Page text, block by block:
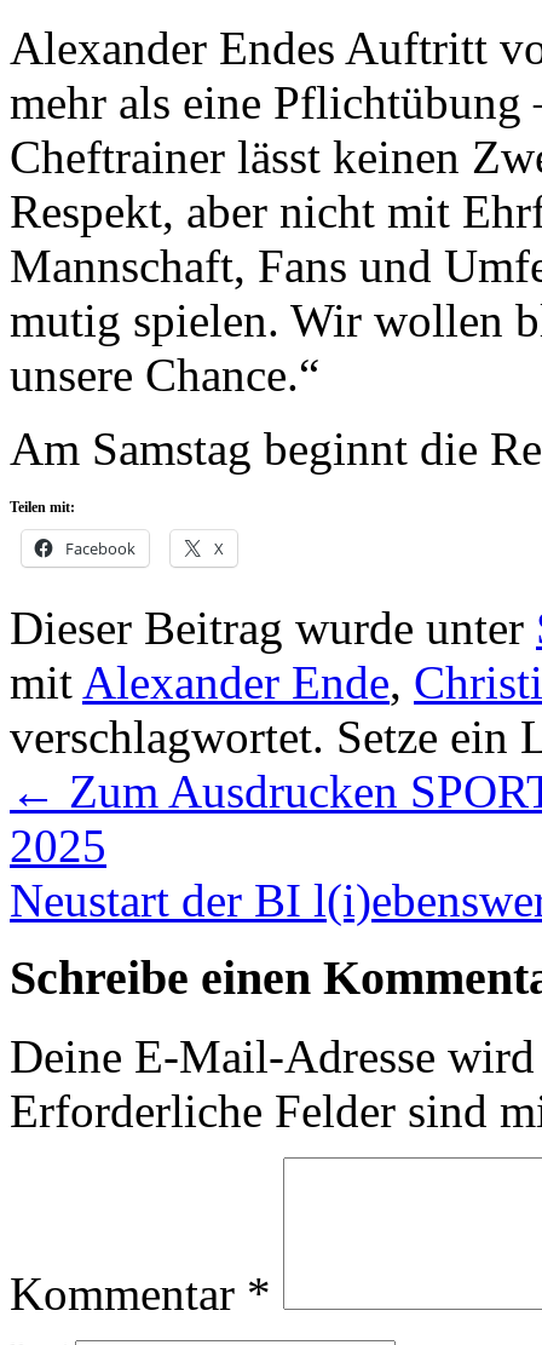
Alexander Endes Auftritt
mehr als eine Pflichtübung
Cheftrainer lässt keinen
Respekt, aber nicht mit
Mannschaft, Fans und
mutig spielen. Wir wollen
unsere Chance.“
Am Samstag beginnt die
Teilen mit:
Facebook X
Dieser Beitrag wurde unter
mit Alexander Ende,
verschlagwortet. Setze ein
← Zum Ausdrucken
2025
Neustart der BI
Schreibe einen
Deine E-Mail-Adresse
Erforderliche Felder sind
Kommentar *